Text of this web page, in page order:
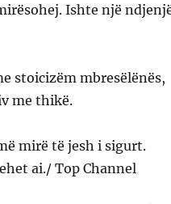
Ishte një
stoicizëm mbresëlënës,
me thikë.
mirë të jesh i sigurt.
ai./ Top Channel